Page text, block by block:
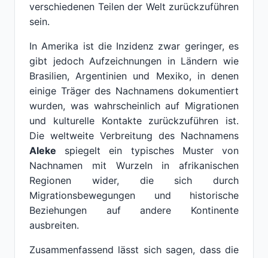
verschiedenen Teilen der Welt zurückzuführen
sein.
In Amerika ist die Inzidenz zwar geringer, es
gibt jedoch Aufzeichnungen in Ländern wie
Brasilien, Argentinien und Mexiko, in denen
einige Träger des Nachnamens dokumentiert
wurden, was wahrscheinlich auf Migrationen
und kulturelle Kontakte zurückzuführen ist.
Die weltweite Verbreitung des Nachnamens
Aleke spiegelt ein typisches Muster von
Nachnamen mit Wurzeln in afrikanischen
Regionen wider, die sich durch
Migrationsbewegungen und historische
Beziehungen auf andere Kontinente
ausbreiten.
Zusammenfassend lässt sich sagen, dass die